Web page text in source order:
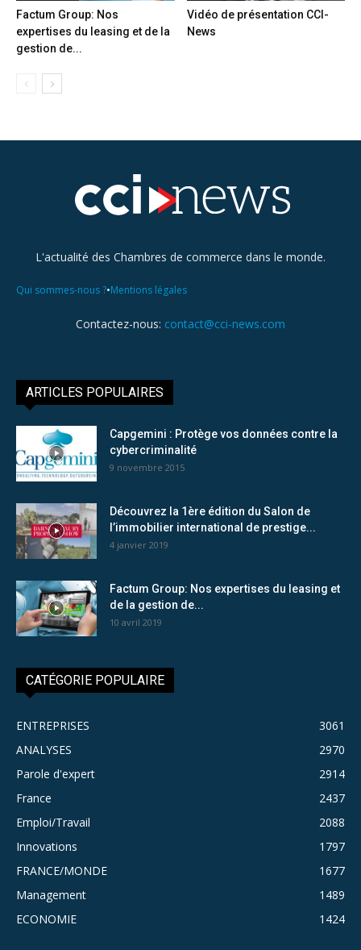
Factum Group: Nos
expertises du leasing et de la
gestion de...
Vidéo de présentation CCI-
News
L'actualité des Chambres de commerce dans le monde.
Qui sommes-nous ?•Mentions légales
Contactez-nous: contact@cci-news.com
ARTICLES POPULAIRES
Capgemini : Protège vos données contre la
cybercriminalité
9 novembre 2015
Découvrez la 1ère édition du Salon de
l’immobilier international de prestige...
4 janvier 2019
Factum Group: Nos expertises du leasing et
de la gestion de...
10 avril 2019
CATÉGORIE POPULAIRE
ENTREPRISES
3061
ANALYSES
2970
Parole d'expert
2914
France
2437
Emploi/Travail
2088
Innovations
1797
FRANCE/MONDE
1677
Management
1489
ECONOMIE
1424